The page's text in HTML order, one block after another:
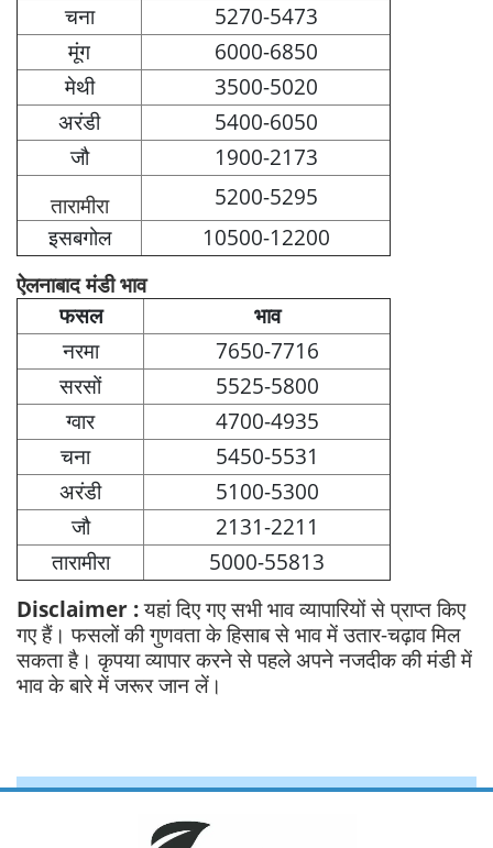
चना
5270-5473
मूंग
6000-6850
मेथी
3500-5020
अरंडी
5400-6050
जौ
1900-2173
तारामीरा
5200-5295
इसबगोल
10500-12200
ऐलनाबाद मंडी भाव
फसल
भाव
नरमा
7650-7716
सरसों
5525-5800
ग्वार
4700-4935
चना
5450-5531
अरंडी
5100-5300
जौ
2131-2211
तारामीरा
5000-55813
Disclaimer :यहां दिए गए सभी भाव व्यापारियों से प्राप्त किए
गए हैं। फसलों की गुणवता के हिसाब से भाव में उतार-चढ़ाव मिल
सकता है। कृपया व्यापार करने से पहले अपने नजदीक की मंडी में
भाव के बारे में जरूर जान लें।